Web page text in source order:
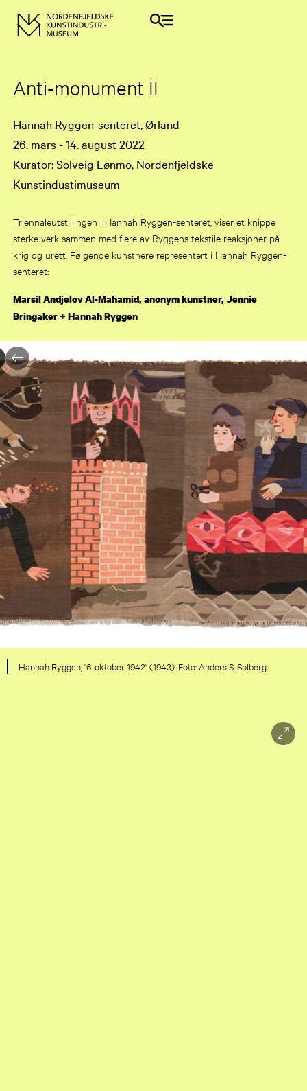
Anti-monument II
Hannah Ryggen-senteret, Ørland
26. mars - 14. august 2022
Kurator: Solveig Lønmo, Nordenfjeldske
Kunstindustimuseum
Triennaleutstillingen i Hannah Ryggen-senteret, viser et knippe
sterke verk sammen med flere av Ryggens tekstile reaksjoner på
krig og urett. Følgende kunstnere representert i Hannah Ryggen-
senteret:
Marsil Andjelov Al-Mahamid, anonym kunstner, Jennie
Bringaker + Hannah Ryggen
Hannah Ryggen, "6. oktober 1942" (1943). Foto: Anders S. Solberg